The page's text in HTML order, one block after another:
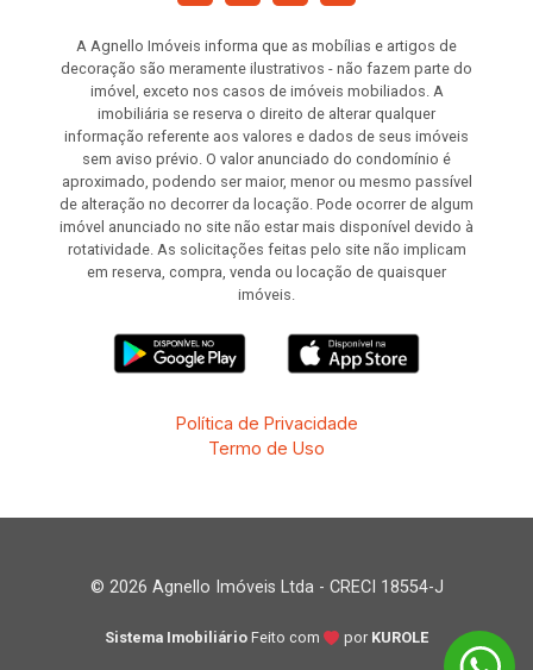
A Agnello Imóveis informa que as mobílias e artigos de
decoração são meramente ilustrativos - não fazem parte do
imóvel, exceto nos casos de imóveis mobiliados. A
imobiliária se reserva o direito de alterar qualquer
informação referente aos valores e dados de seus imóveis
sem aviso prévio. O valor anunciado do condomínio é
aproximado, podendo ser maior, menor ou mesmo passível
de alteração no decorrer da locação. Pode ocorrer de algum
imóvel anunciado no site não estar mais disponível devido à
rotatividade. As solicitações feitas pelo site não implicam
em reserva, compra, venda ou locação de quaisquer
imóveis.
Política de Privacidade
Termo de Uso
© 2026 Agnello Imóveis Ltda - CRECI 18554-J
Sistema Imobiliário Feito com por KUROLE